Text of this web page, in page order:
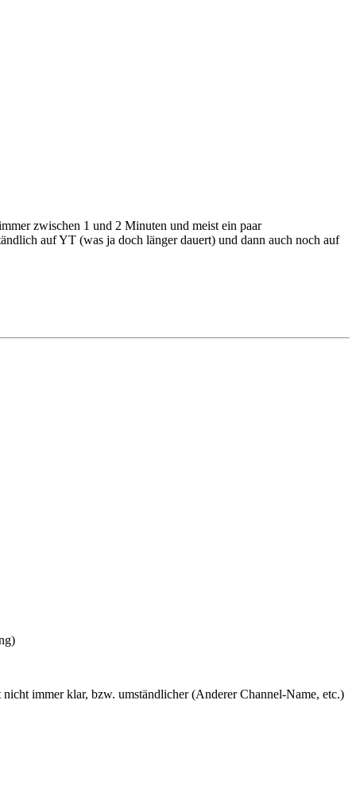
zwischen 1 und 2 Minuten und meist ein paar
auf YT (was ja doch länger dauert) und dann auch noch auf
immer klar, bzw. umständlicher (Anderer Channel-Name, etc.)